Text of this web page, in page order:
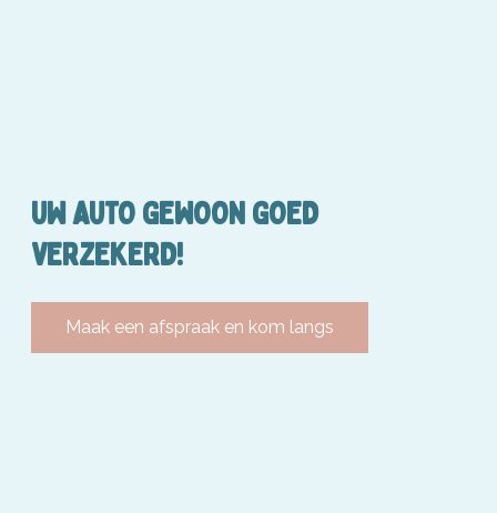
UW AUTO GEWOON GOED
VERZEKERD!
Maak een afspraak en kom langs